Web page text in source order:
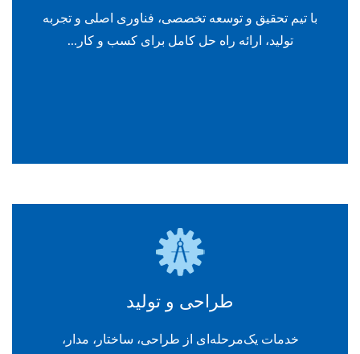
با تیم تحقیق و توسعه تخصصی، فناوری اصلی و تجربه
تولید، ارائه راه حل کامل برای کسب و کار...
طراحی و تولید
خدمات یک‌مرحله‌ای از طراحی، ساختار، مدار،